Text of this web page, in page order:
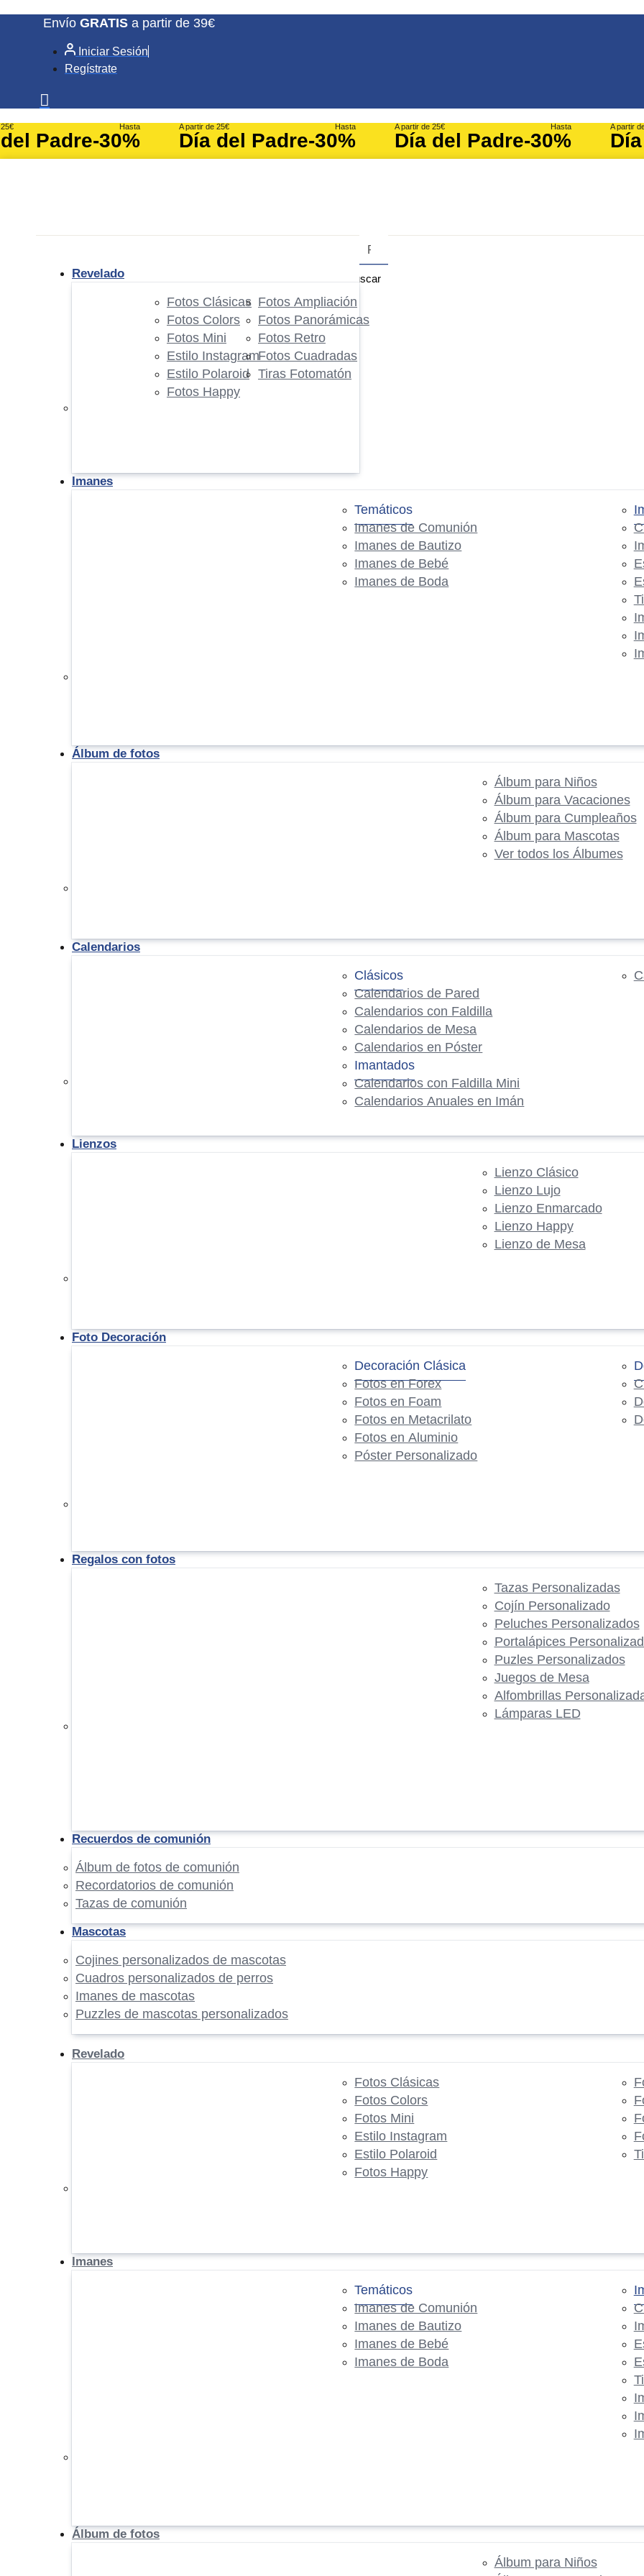
Envío GRATIS a partir de 39€
Iniciar Sesión
Regístrate
Padre
Hasta
-30%
A partir de 25€
Día del Padre
Hasta
-30%
A partir de 25€
Día del Padre
Hasta
-30%
A partir
Buscar
Revelado
Fotos Clásicas
Fotos Colors
Fotos Mini
Estilo Instagram
Estilo Polaroid
Fotos Happy
Fotos Ampliación
Fotos Panorámicas
Fotos Retro
Fotos Cuadradas
Tiras Fotomatón
Imanes
Temáticos
Imanes de Comunión
Imanes de Bautizo
Imanes de Bebé
Imanes de Boda
Álbum de fotos
Álbum para Niños
Álbum para Vacaciones
Álbum para Cumpleaños
Álbum para Mascotas
Ver todos los Álbumes
Calendarios
Clásicos
Calendarios de Pared
Calendarios con Faldilla
Calendarios de Mesa
Calendarios en Póster
Imantados
Calendarios con Faldilla Mini
Calendarios Anuales en Imán
Lienzos
Lienzo Clásico
Lienzo Lujo
Lienzo Enmarcado
Lienzo Happy
Lienzo de Mesa
Foto Decoración
Decoración Clásica
Fotos en Forex
Fotos en Foam
Fotos en Metacrilato
Fotos en Aluminio
Póster Personalizado
Regalos con fotos
Tazas Personalizadas
Cojín Personalizado
Peluches Personalizados
Portalápices
Puzles Personalizados
Juegos de Mesa
Alfombrillas
Lámparas LED
Recuerdos de comunión
Álbum de fotos de comunión
Recordatorios de comunión
Tazas de comunión
Mascotas
Cojines personalizados de mascotas
Cuadros personalizados de perros
Imanes de mascotas
Puzzles de mascotas personalizados
Revelado
Fotos Clásicas
Fotos Colors
Fotos Mini
Estilo Instagram
Estilo Polaroid
Fotos Happy
Imanes
Temáticos
Imanes de Comunión
Imanes de Bautizo
Imanes de Bebé
Imanes de Boda
Álbum de fotos
Álbum para Niños